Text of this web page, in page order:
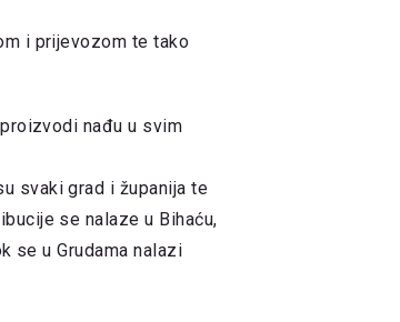
i prijevozom te tako
nađu u svim
svaki grad i županija te
se nalaze u Bihaću,
se u Grudama nalazi